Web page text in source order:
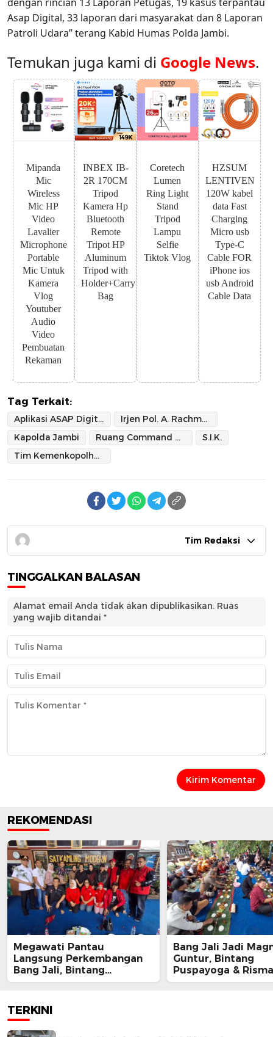
Asap Digital, 33 laporan dari masyarakat dan 8 Laporan
Patroli Udara” terang Kabid Humas Polda Jambi.
Temukan juga kami di Google News.
Mipanda
Mic
Wireless
Mic HP
Video
Lavalier
Microphone
Portable
Mic Untuk
Kamera
Vlog
Youtuber
Audio
Video
Pembuatan
Rekaman
INBEX IB-
2R 170CM
Tripod
Kamera Hp
Bluetooth
Remote
Tripot HP
Aluminum
Tripod with
Holder+Carry
Bag
Coretech
Lumen
Ring Light
Stand
Tripod
Lampu
Selfie
Tiktok Vlog
HZSUM
LENTIVEN
120W kabel
data Fast
Charging
Micro usb
Type-C
Cable FOR
iPhone ios
usb Android
Cable Data
Tag Terkait:
Aplikasi ASAP Digital
Irjen Pol. A. Rachmad Wibowo
Kapolda Jambi
Ruang Command Center Mapolda Jambi
S.I.K.
Tim Kemenkopolhukam RI
Tim Redaksi
TINGGALKAN BALASAN
Alamat email Anda tidak akan dipublikasikan. Ruas
yang wajib ditandai *
REKOMENDASI
Megawati Pantau
Langsung Perkembangan
Bang Jali, Bintang
Puspayoga Siap Kawal
Bang Jali Jadi
Guntur, Bintang
Puspayoga & Risma
Kompak Apresiasi
TERKINI